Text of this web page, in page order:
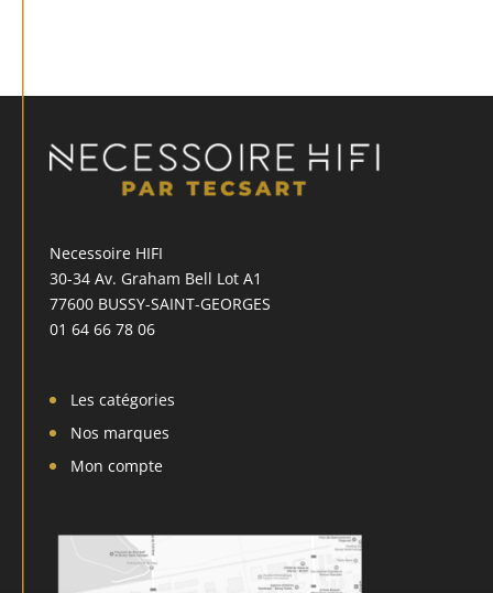
Necessoire HIFI
30-34 Av. Graham Bell Lot A1
77600 BUSSY-SAINT-GEORGES
01 64 66 78 06
Les catégories
Nos marques
Mon compte